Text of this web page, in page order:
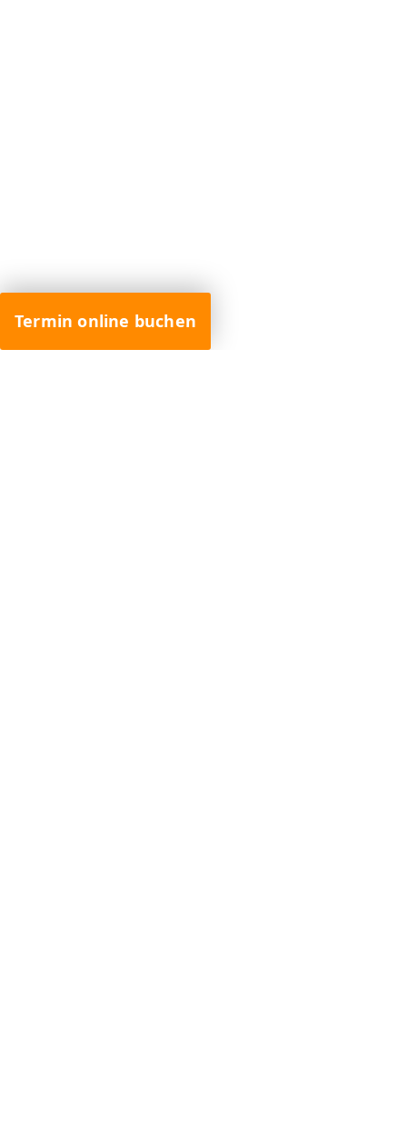
Termin online buchen